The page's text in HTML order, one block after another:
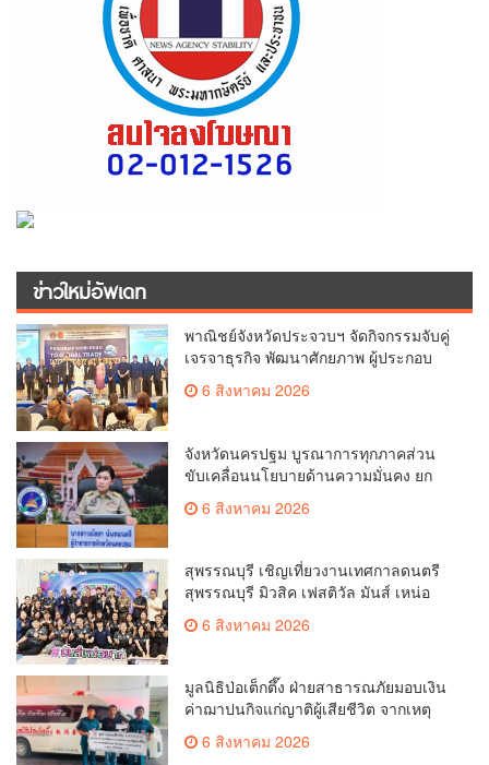
ข่าวใหม่อัพเดท
พาณิชย์จังหวัดประจวบฯ จัดกิจกรรมจับคู่
เจรจาธุรกิจ พัฒนาศักยภาพ ผู้ประกอบ
การ ขยายช่องทางการค้า สู่การค้า
ระหว่างประเทศ
6 สิงหาคม 2026
จังหวัดนครปฐม บูรณาการทุกภาคส่วน
ขับเคลื่อนนโยบายด้านความมั่นคง ยก
เทคโนโลยี
6 สิงหาคม 2026
สุพรรณบุรี เชิญเที่ยวงานเทศกาลดนตรี
สุพรรณบุรี มิวสิค เฟสติวัล มันส์ เหน่อ
มาก6 สิงหาคม 2026
มูลนิธิป่อเต็กตึ๊ง ฝ่ายสาธารณภัยมอบเงิน
ค่าฌาปนกิจแก่ญาติผู้เสียชีวิต จากเหตุ
เพลิงไหม้ โรงเบียร์ ณ ลาดพร้าว จำนวน
20,000 บาท
6 สิงหาคม 2026